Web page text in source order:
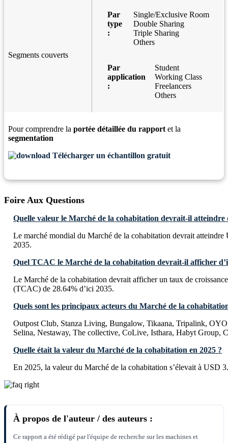
Segments couverts
Par
type
:
Single/Exclusive Room
Double Sharing
Triple Sharing
Others
Par
application
:
Student
Working Class
Freelancers
Others
Pour comprendre la portée détaillée du rapport et la
segmentation
Télécharger un échantillon gratuit
Foire Aux Questions
Quelle valeur le Marché de la cohabitation devrait-il atteindre
Le marché mondial du Marché de la cohabitation devrait
2035.
Quel TCAC le Marché de la cohabitation devrait-il afficher
Le Marché de la cohabitation devrait afficher un taux de
(TCAC) de 28.64% d’ici 2035.
Quels sont les principaux acteurs du Marché de la
Outpost Club, Stanza Living, Bungalow, Tikaana, Tripalink,
Selina, Nestaway, The collective, CoLive, Isthara, Habyt Group,
Quelle était la valeur du Marché de la cohabitation en 2025 ?
En 2025, la valeur du Marché de la cohabitation s’élevait à USD
À propos de l'auteur / des auteurs :
Ce rapport a été rédigé par l'équipe de recherche sur les machines et